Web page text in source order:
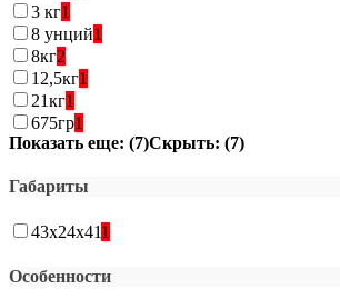
3 кг1
8 унций1
8кг2
12,5кг1
21кг1
675гр1
Показать еще: (7)Скрыть: (7)
Габариты
43х24х411
Особенности